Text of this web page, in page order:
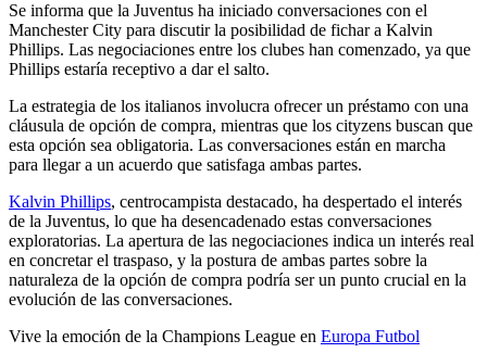
Se informa que la Juventus ha iniciado conversaciones con el
Manchester City para discutir la posibilidad de fichar a Kalvin
Phillips. Las negociaciones entre los clubes han comenzado, ya que
Phillips estaría receptivo a dar el salto.
La estrategia de los italianos involucra ofrecer un préstamo con una
cláusula de opción de compra, mientras que los cityzens buscan que
esta opción sea obligatoria. Las conversaciones están en marcha
para llegar a un acuerdo que satisfaga ambas partes.
Kalvin Phillips, centrocampista destacado, ha despertado el interés
de la Juventus, lo que ha desencadenado estas conversaciones
exploratorias. La apertura de las negociaciones indica un interés real
en concretar el traspaso, y la postura de ambas partes sobre la
naturaleza de la opción de compra podría ser un punto crucial en la
evolución de las conversaciones.
Vive la emoción de la Champions League en Europa Futbol